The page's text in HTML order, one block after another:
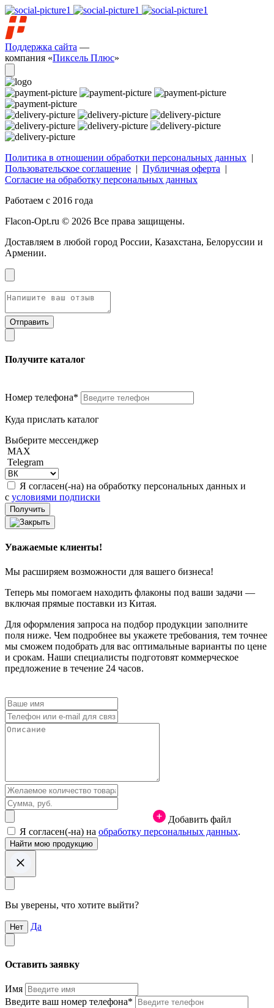
Поддержка сайта —
компания «Пиксель Плюс»
Политика в отношении обработки персональных данных |
Пользовательское соглашение | Публичная оферта |
Согласие на обработку персональных данных
Работаем с 2016 года
Flacon-Opt.ru © 2026 Все права защищены.
Доставляем в любой город России, Казахстана, Белоруссии и
Армении.
Получите каталог
Номер телефона*
Куда прислать каталог
Выберите мессенджер
MAX
Telegram
Я согласен(-на) на обработку персональных данных и
с условиями подписки
Уважаемые клиенты!
Мы расширяем возможности для вашего бизнеса!
Теперь мы помогаем находить флаконы под ваши задачи —
включая прямые поставки из Китая.
Для оформления запроса на подбор продукции заполните
поля ниже. Чем подробнее вы укажете требования, тем точнее
мы сможем подобрать для вас оптимальные варианты по цене
и срокам. Наши специалисты подготовят коммерческое
предложение в течение 24 часов.
Добавить файл
Я согласен(-на) на обработку персональных данных.
Вы уверены, что хотите выйти?
Нет Да
Оставить заявку
Имя
Введите ваш номер телефона*